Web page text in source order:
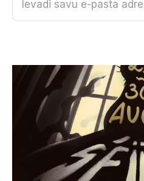
Ievadi savu e-pasta